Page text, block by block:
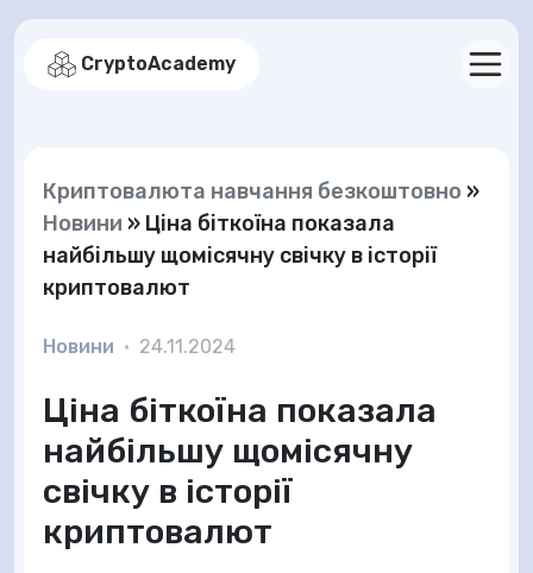
CryptoAcademy
Криптовалюта навчання безкоштовно »
Новини » Ціна біткоїна показала
найбільшу щомісячну свічку в історії
криптовалют
Новини • 24.11.2024
Ціна біткоїна показала
найбільшу щомісячну
свічку в історії
криптовалют